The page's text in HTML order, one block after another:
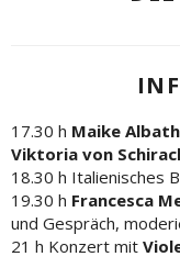
17.30 h Maike Albath
Viktoria von
18.30 h Italienisches
19.30 h Francesca
und Gespräch,
21 h Konzert mit